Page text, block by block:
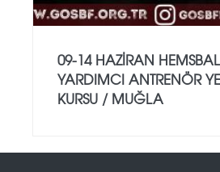
09-14 HAZİRAN
YARDIMCI ANTRENÖR
KURSU / MUĞLA